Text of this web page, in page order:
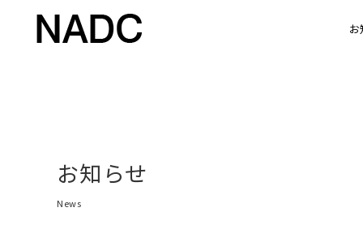
お
お知らせ
News